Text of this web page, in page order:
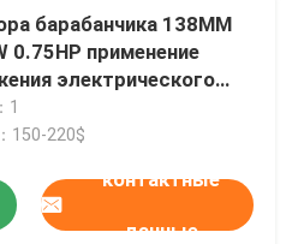
барабанчика 138MM
0.75HP применение
электрического
1
150-220$
контактные
данные